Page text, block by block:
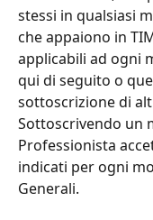
stessi in qualsiasi
che appaiono in
applicabili ad ogni
qui di seguito o
sottoscrizione di
Sottoscrivendo un
Professionista
indicati per ogni
Generali.